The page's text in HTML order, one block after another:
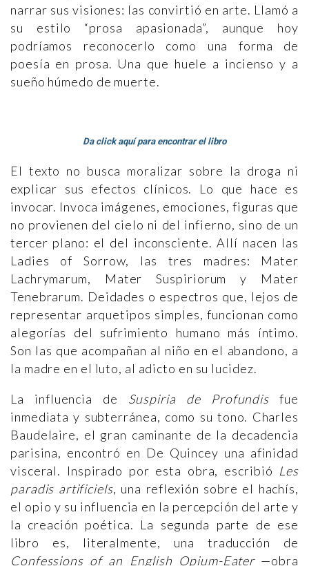
narrar sus visiones: las convirtió en arte. Llamó a
su estilo “prosa apasionada”, aunque hoy
podríamos reconocerlo como una forma de
poesía en prosa. Una que huele a incienso y a
sueño húmedo de muerte.
Da click aquí para encontrar el libro
El texto no busca moralizar sobre la droga ni
explicar sus efectos clínicos. Lo que hace es
invocar. Invoca imágenes, emociones, figuras que
no provienen del cielo ni del infierno, sino de un
tercer plano: el del inconsciente. Allí nacen las
Ladies of Sorrow, las tres madres: Mater
Lachrymarum, Mater Suspiriorum y Mater
Tenebrarum. Deidades o espectros que, lejos de
representar arquetipos simples, funcionan como
alegorías del sufrimiento humano más íntimo.
Son las que acompañan al niño en el abandono, a
la madre en el luto, al adicto en su lucidez.
La influencia de Suspiria de Profundis fue
inmediata y subterránea, como su tono. Charles
Baudelaire, el gran caminante de la decadencia
parisina, encontró en De Quincey una afinidad
visceral. Inspirado por esta obra, escribió Les
paradis artificiels, una reflexión sobre el hachís,
el opio y su influencia en la percepción del arte y
la creación poética. La segunda parte de ese
libro es, literalmente, una traducción de
Confessions of an English Opium-Eater—obra